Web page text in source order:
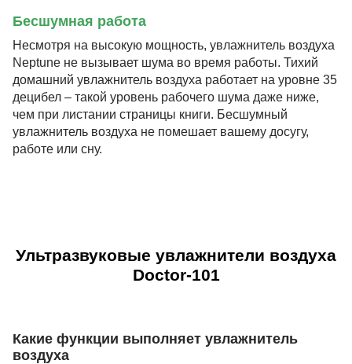
Бесшумная работа
Несмотря на высокую мощность, увлажнитель воздуха
Neptune не вызывает шума во время работы. Тихий
домашний увлажнитель воздуха работает на уровне 35
децибел – такой уровень рабочего шума даже ниже,
чем при листании страницы книги. Бесшумный
увлажнитель воздуха не помешает вашему досугу,
работе или сну.
Ультразвуковые увлажнители воздуха
Doctor-101
Какие функции выполняет увлажнитель
воздуха